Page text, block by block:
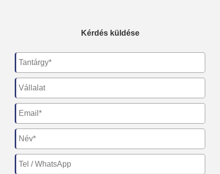
Kérdés küldése